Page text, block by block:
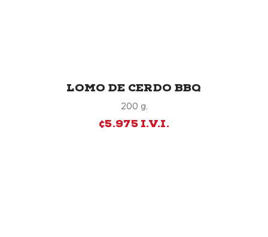
LOMO DE CERDO BBQ
200 g.
¢5.975 I.V.I.